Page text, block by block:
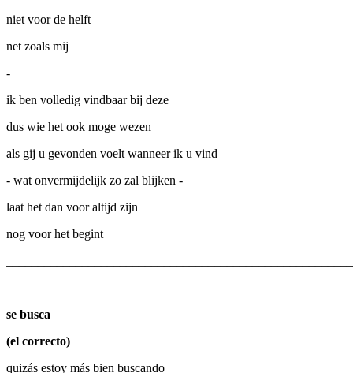
niet voor de helft
net zoals mij
-
ik ben volledig vindbaar bij deze
dus wie het ook moge wezen
als gij u gevonden voelt wanneer ik u vind
- wat onvermijdelijk zo zal blijken -
laat het dan voor altijd zijn
nog voor het begint
se busca
(el correcto)
quizás estoy más bien buscando